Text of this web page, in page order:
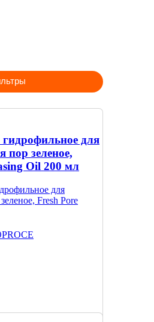
для
пор зеленое,
Oil 200 мл